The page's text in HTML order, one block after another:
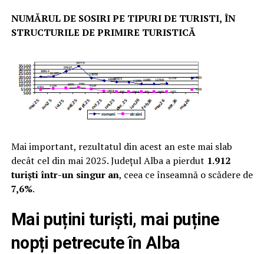
NUMĂRUL DE SOSIRI PE TIPURI DE TURISTI, ÎN
STRUCTURILE DE PRIMIRE TURISTICĂ
Mai important, rezultatul din acest an este mai slab
decât cel din mai 2025. Județul Alba a pierdut 1.912
turiști într-un singur an, ceea ce înseamnă o scădere de
7,6%.
Mai puțini turiști, mai puține
nopți petrecute în Alba